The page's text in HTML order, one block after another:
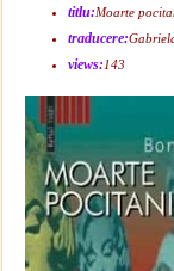
titlu:Moarte
traducere:
views:143